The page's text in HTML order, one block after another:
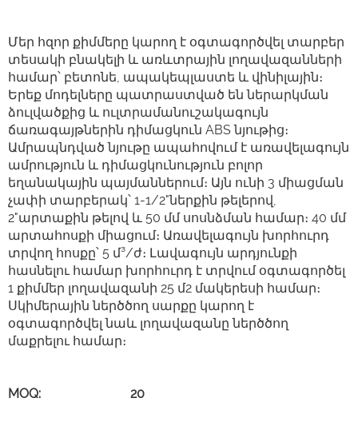
Մեր հզոր քիմմերը կարող է օգտագործվել տարբեր
տեսակի բնակելի և առևտրային լողավազանների
համար՝ բետոնե, ապակեպլաստե և վինիլային։
Երեք մոդելները պատրաստված են ներարկման
ձուլվածքից և ուլտրամանուշակագույն
ճառագայթներին դիմացկուն ABS նյութից։
Ամրապնդված նյութը ապահովում է առավելագույն
ամրություն և դիմացկունություն բոլոր
եղանակային պայմաններում։ Այն ունի 3 միացման
չափի տարբերակ՝ 1-1/2"ներքին թելերով,
2"արտաքին թելով և 50 մմ սոսնձման համար։ 40 մմ
արտահոսքի միացում։ Առավելագույն խորհուրդ
տրվող հոսքը՝ 5 մ³/ժ։ Լավագույն արդյունքի
հասնելու համար խորհուրդ է տրվում օգտագործել
1 քիմմեր լողավազանի 25 մ2 մակերեսի համար։
Սկիմերային ներծծող սարքը կարող է
օգտագործվել նաև լողավազանը ներծծող
մաքրելու համար։
MOQ: 20